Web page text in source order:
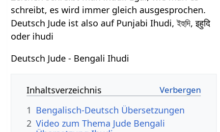
schreibt, es wird immer gleich ausgesprochen.
Deutsch Jude ist also auf Punjabi Ihudi, ইহুদি, इहुदि
oder ihudi
Deutsch Jude - Bengali Ihudi
Inhaltsverzeichnis
1 Bengalisch-Deutsch Übersetzungen
2 Video zum Thema Jude Bengali